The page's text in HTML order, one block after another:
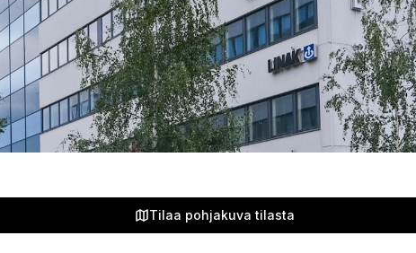
Tilaa pohjakuva tilasta